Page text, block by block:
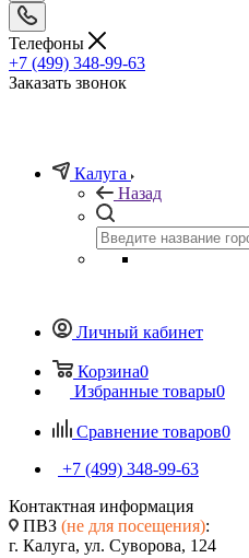
Телефоны
+7 (499) 348-99-63
Заказать звонок
Калуга
Назад
Личный кабинет
Корзина0
Избранные товары0
Сравнение товаров0
+7 (499) 348-99-63
Контактная информация
ПВЗ (не для посещения):
г. Калуга, ул. Суворова, 124